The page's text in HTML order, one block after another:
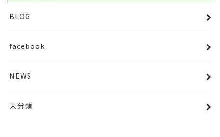
BLOG
facebook
NEWS
未分類